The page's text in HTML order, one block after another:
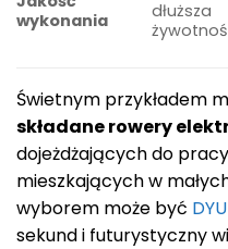
wykonania
dłuższa
Świetnym przykładem
składane rowery
dojeżdżających do
mieszkających w
wyborem może być
sekund i futurystyczny